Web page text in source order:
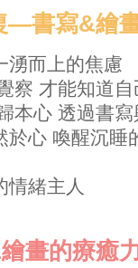
—書寫&繪
湧而上的焦慮
察 才能知道
本心 透過書
於心 喚醒沉睡
情緒主人
繪畫的療癒